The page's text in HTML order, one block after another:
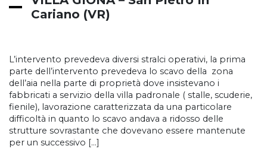
Cariano (VR)
L’intervento prevedeva diversi stralci operativi, la prima
parte dell’intervento prevedeva lo scavo della zona
dell’aia nella parte di proprietà dove insistevano i
fabbricati a servizio della villa padronale ( stalle, scuderie,
fienile), lavorazione caratterizzata da una particolare
difficoltà in quanto lo scavo andava a ridosso delle
strutture sovrastante che dovevano essere mantenute
per un successivo […]